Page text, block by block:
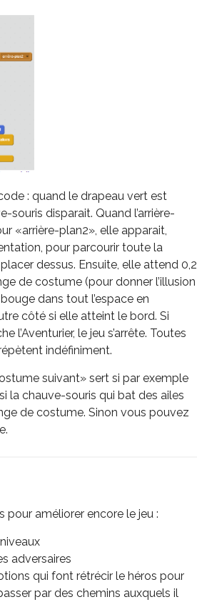
: quand le drapeau vert est
souris disparait. Quand l’arrière-
«arrière-plan2», elle apparait,
pour parcourir toute la
dessus. Ensuite, elle attend 0,2
de costume (pour donner l’illusion
dans tout l’espace en
côté si elle atteint le bord. Si
l’Aventurier, le jeu s’arrête. Toutes
indéfiniment.
suivant» sert si par exemple
la chauve-souris qui bat des ailes
de costume. Sinon vous pouvez
pour améliorer encore le jeu :
adversaires
qui font rétrécir le héros pour
par des chemins auxquels il